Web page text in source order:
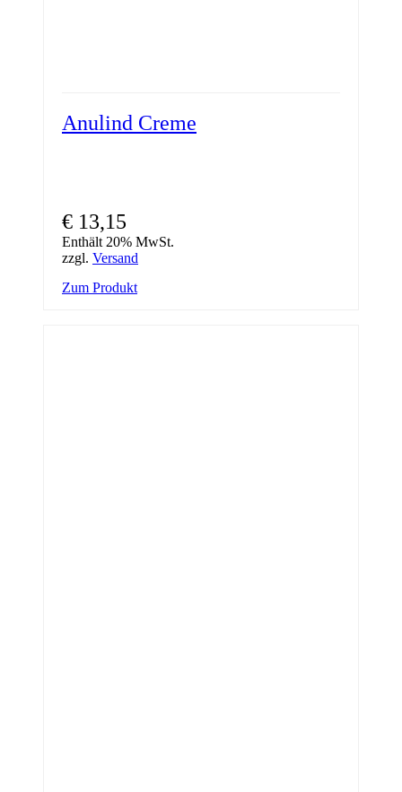
Anulind Creme
€ 13,15
Enthält 20% MwSt.
zzgl. Versand
Zum Produkt